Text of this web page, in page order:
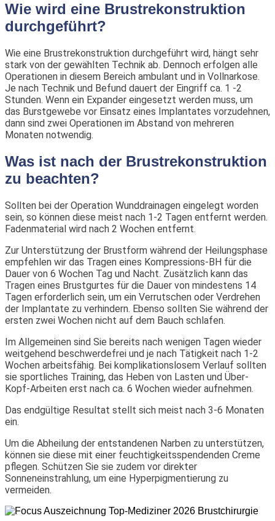
Wie wird eine Brustrekonstruktion
durchgeführt?
Wie eine Brustrekonstruktion durchgeführt wird, hängt sehr
stark von der gewählten Technik ab. Dennoch erfolgen alle
Operationen in diesem Bereich ambulant und in Vollnarkose.
Je nach Technik und Befund dauert der Eingriff ca. 1 -2
Stunden. Wenn ein Expander eingesetzt werden muss, um
das Burstgewebe vor Einsatz eines Implantates vorzudehnen,
dann sind zwei Operationen im Abstand von mehreren
Monaten notwendig.
Was ist nach der Brustrekonstruktion
zu beachten?
Sollten bei der Operation Wunddrainagen eingelegt worden
sein, so können diese meist nach 1-2 Tagen entfernt werden.
Fadenmaterial wird nach 2 Wochen entfernt.
Zur Unterstützung der Brustform während der Heilungsphase
empfehlen wir das Tragen eines Kompressions-BH für die
Dauer von 6 Wochen Tag und Nacht. Zusätzlich kann das
Tragen eines Brustgurtes für die Dauer von mindestens 14
Tagen erforderlich sein, um ein Verrutschen oder Verdrehen
der Implantate zu verhindern. Ebenso sollten Sie während der
ersten zwei Wochen nicht auf dem Bauch schlafen.
Im Allgemeinen sind Sie bereits nach wenigen Tagen wieder
weitgehend beschwerdefrei und je nach Tätigkeit nach 1-2
Wochen arbeitsfähig. Bei komplikationslosem Verlauf sollten
sie sportliches Training, das Heben von Lasten und Über-
Kopf-Arbeiten erst nach ca. 6 Wochen wieder aufnehmen.
Das endgültige Resultat stellt sich meist nach 3-6 Monaten
ein.
Um die Abheilung der entstandenen Narben zu unterstützen,
können sie diese mit einer feuchtigkeitsspendenden Creme
pflegen. Schützen Sie sie zudem vor direkter
Sonneneinstrahlung, um eine Hyperpigmentierung zu
vermeiden.